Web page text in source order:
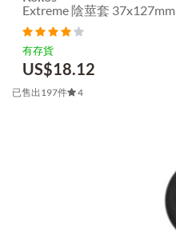
Extreme 陰莖套 37x127mm
有存貨
US$18.12
已售出197件 4